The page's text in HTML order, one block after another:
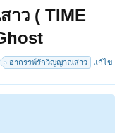
ว ( TIME
อาถรรพ์รักวิญญาณสาว แก้ไข